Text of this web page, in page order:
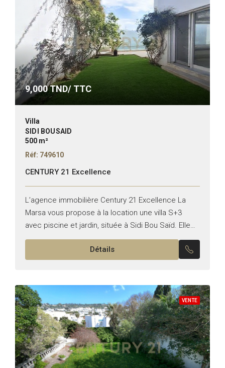
9,000TND/ TTC
Villa
SIDI BOUSAID
500 m²
Réf: 749610
CENTURY 21 Excellence
L’agence immobilière Century 21 Excellence La
Marsa vous propose à la location une villa S+3
avec piscine et jardin, située à Sidi Bou Saïd. Elle
se compose de : * Au rez-de-chaussée...
Détails
VENTE